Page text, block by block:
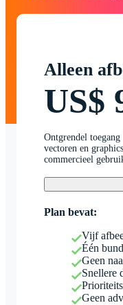
Alleen
US$
Ontgrendel
vectoren en
commercieel
Plan bevat:
Vijf
Één
Geen
Snellere
Geen